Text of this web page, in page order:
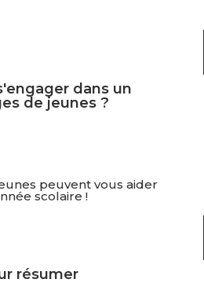
dans un
de jeunes ?
peuvent vous aider
scolaire !
résumer